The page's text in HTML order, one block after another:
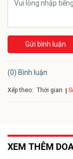
Gửi bình luận
(0) Bình luận
Xếp theo: Thời gian
XEM THÊM